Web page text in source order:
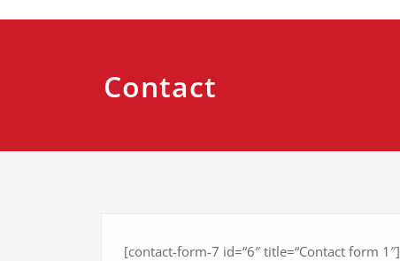
Contact
[contact-form-7 id=“6″ title=“Contact form 1″]